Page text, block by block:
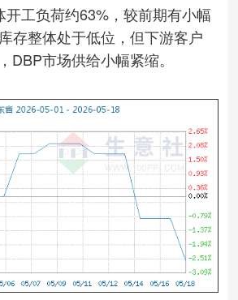
开工负荷约63%，较前期有小幅
存整体处于低位，但下游客户
DBP市场供给小幅紧缩。